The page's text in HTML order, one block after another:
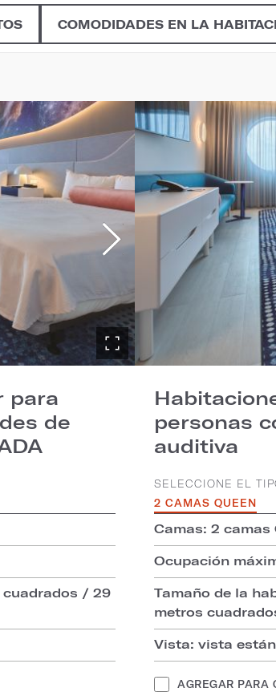
COMODIDADES EN LA
para
de
cuadrados / 29
personas
auditiva
SELECCIONE EL
2 CAMAS QUEEN
Camas: 2 camas
Ocupación
Tamaño de la
metros
Vista: vista
AGREGAR PARA